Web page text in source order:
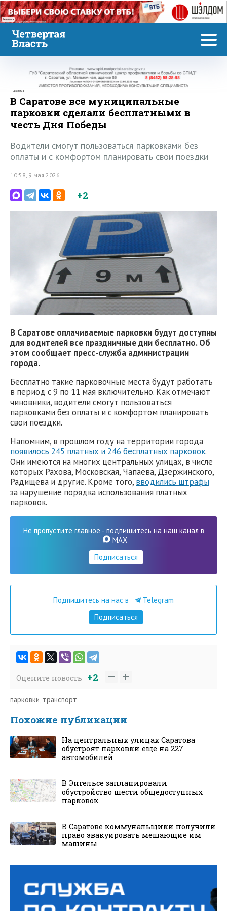
Реклама
Реклама
В Саратове все муниципальные
парковки сделали бесплатными в
честь Дня Победы
Водители смогут пользоваться парковками без
оплаты и с комфортом планировать свои поездки
10:58, 9 мая 2026
+2
В Саратове оплачиваемые парковки будут доступны
для водителей все праздничные дни бесплатно. Об
этом сообщает пресс-служба администрации
города.
Бесплатно такие парковочные места будут работать
в период с 9 по 11 мая включительно. Как отмечают
чиновники, водители смогут пользоваться
парковками без оплаты и с комфортом планировать
свои поездки.
Напомним, в прошлом году на территории города
появилось 245 платных и 246 бесплатных парковок.
Они имеются на многих центральных улицах, в числе
которых Рахова, Московская, Чапаева, Дзержинского,
Радищева и другие. Кроме того, вводились штрафы
за нарушение порядка использования платных
парковок.
Не пропустите главное - подпишитесь на наш канал в
MAX
Подписаться
Подпишитесь на нас в
Telegram
Подписаться
Оцените новость +2
парковки, транспорт
Похожие публикации
На центральных улицах Саратова
обустроят парковки еще на 227
автомобилей
В Энгельсе запланировали
обустройство шести общедоступных
парковок
В Саратове коммунальщики получили
право эвакуировать мешающие им
машины